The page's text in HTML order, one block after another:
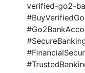
verified-go2-